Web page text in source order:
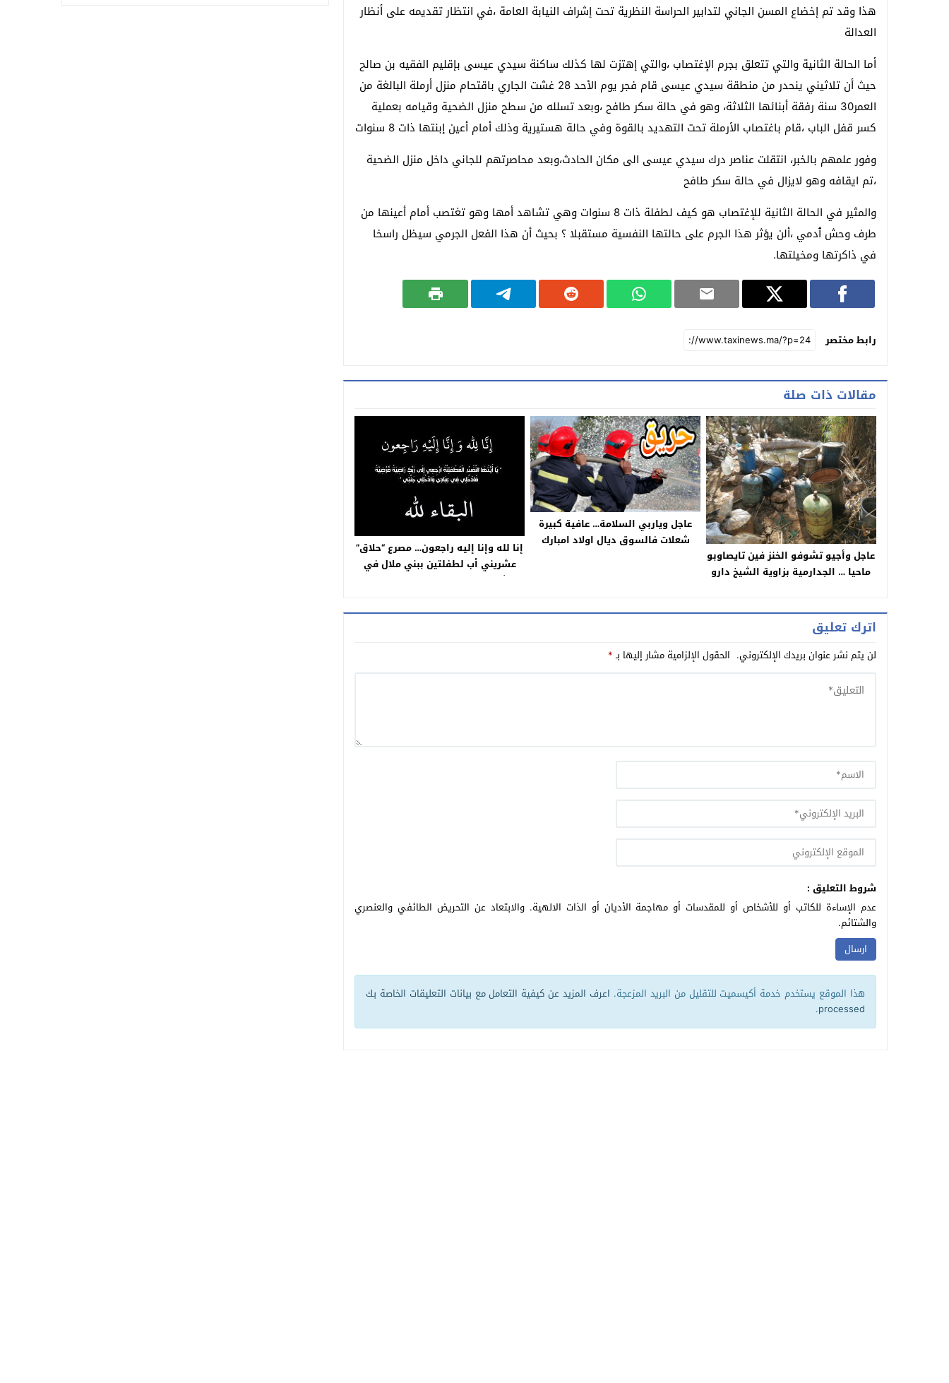
هذا وقد تم إخضاع المسن الجاني لتدابير الحراسة النظرية تحت إشراف النيابة العامة ،في انتظار تقديمه على أنظار
العدالة
أما الحالة الثانية والتي تتعلق بجرم الإغتصاب ،والتي إهتزت لها كذلك ساكنة سيدي عيسى بإقليم الفقيه بن صالح
حيث أن تلاثيني ينحدر من منطقة سيدي عيسى قام فجر يوم الأحد 28 غشت الجاري باقتحام منزل أرملة البالغة من
العمر30 سنة رفقة أبنائها الثلاثة، وهو في حالة سكر طافح ،وبعد تسلله من سطح منزل الضحية وقيامه بعملية
كسر قفل الباب ،قام باغتصاب الأرملة تحت التهديد بالقوة وفي حالة هستيرية وذلك أمام أعين إبنتها ذات 8 سنوات
وفور علمهم بالخبر، انتقلت عناصر درك سيدي عيسى الى مكان الحادث،وبعد محاصرتهم للجاني داخل منزل الضحية
،تم ايقافه وهو لايزال في حالة سكر طافح
والمثير في الحالة الثانية للإغتصاب هو كيف لطفلة ذات 8 سنوات وهي تشاهد أمها وهو تغتصب أمام أعينها من
طرف وحش ٱدمي ،ألن يؤثر هذا الجرم على حالتها النفسية مستقبلا ؟ بحيث أن هذا الفعل الجرمي سيظل راسخا
في ذاكرتها ومخيلتها.
رابط مختصر
مقالات ذات صلة
عاجل وأجيو تشوفو الخنز فين تايصاوبو
ماحيا … الجدارمية بزاوية الشيخ دارو
=التفاصيل+صور=
عاجل وياربي السلامة… عافية كبيرة
شعلات فالسوق ديال اولاد امبارك
إنا لله وإنا إليه راجعون… مصرع “حلاق”
عشريني أب لطفلتين ببني ملال في
حادثة سير خطيرة بين دراجته وسيارة
اترك تعليق
لن يتم نشر عنوان بريدك الإلكتروني. الحقول الإلزامية مشار إليها بـ*
شروط التعليق :
عدم الإساءة للكاتب أو للأشخاص أو للمقدسات أو مهاجمة الأديان أو الذات الالهية. والابتعاد عن التحريض الطائفي والعنصري
والشتائم.
هذا الموقع يستخدم خدمة أكيسميت للتقليل من البريد المزعجة. اعرف المزيد عن كيفية التعامل مع بيانات التعليقات الخاصة بك
processed
.